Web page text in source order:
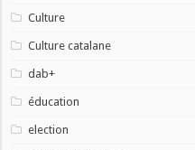
Culture
Culture catalane
dab+
éducation
election